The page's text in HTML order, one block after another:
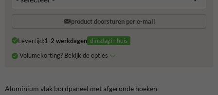
product doorsturen per e-mail
Levertijd:1-2 werkdagen dinsdag in huis
Volumekorting? Bekijk de opties
Aluminium vlak bordpaneel met afgeronde hoeken